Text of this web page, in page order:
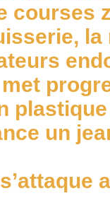
courses
un